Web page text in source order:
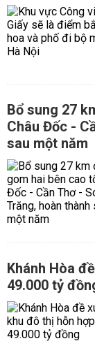
Bổ sung 27
Châu Đốc -
sau một năm
Khánh Hòa
49.000 tỷ